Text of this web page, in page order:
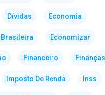
Dívidas Economia
Brasileira Economizar
Financeiro Finanças
Imposto De Renda Inss